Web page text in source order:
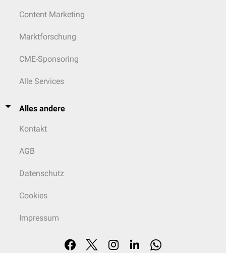
Content Marketing
Marktforschung
CME-Sponsoring
Alle Services
Alles andere
Kontakt
AGB
Datenschutz
Cookies
Impressum